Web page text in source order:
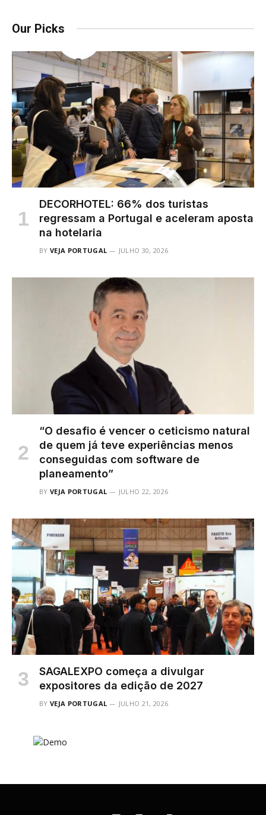
Our Picks
DECORHOTEL: 66% dos turistas
regressam a Portugal e aceleram aposta
na hotelaria
BY VEJA PORTUGAL JULHO 30, 2026
“O desafio é vencer o ceticismo natural
de quem já teve experiências menos
conseguidas com software de
planeamento”
BY VEJA PORTUGAL JULHO 22, 2026
SAGALEXPO começa a divulgar
expositores da edição de 2027
BY VEJA PORTUGAL JULHO 21, 2026